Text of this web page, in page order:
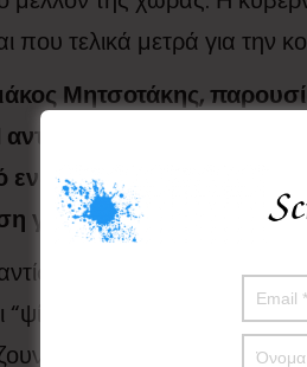
που τελικά μετρά για την
Μητσοτάκης,
έκανα λόγο,
θα
για τις εκεί
εργάζεται
όπως ισχυρίζεται
έμπρακτα τη μεσαία